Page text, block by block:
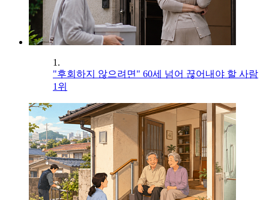
1.
"후회하지 않으려면" 60세 넘어 끊어내야 할 사람
1위